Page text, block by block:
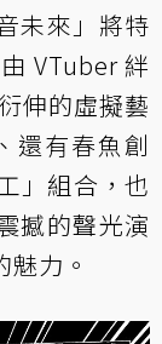
未來」將特
VTuber 絆
伸的虛擬藝
還有春魚創
」組合，也
撼的聲光演
力。